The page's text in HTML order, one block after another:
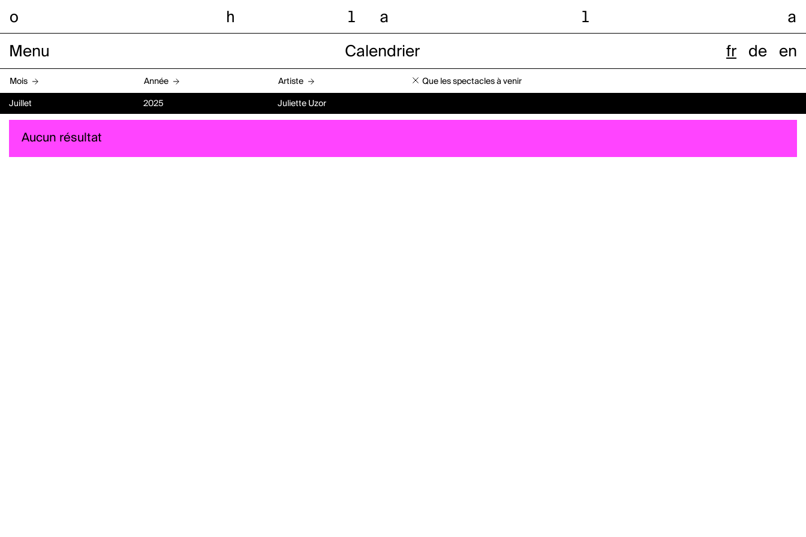
o h l a l a
Menu Calendrier fr de en
Mois Année Artiste Que les spectacles à venir
Juillet 2025 Juliette Uzor
Aucun résultat